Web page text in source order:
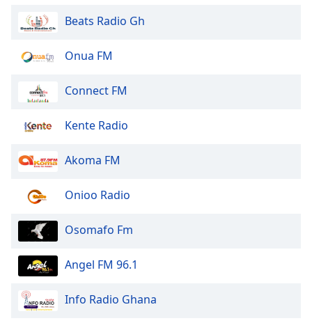
Escape
cancel
Color
Opacity
Text
Background
Color
Opacity
Beats Radio Gh
Onua FM
Connect FM
Kente Radio
Akoma FM
Onioo Radio
Osomafo Fm
Angel FM 96.1
Info Radio Ghana